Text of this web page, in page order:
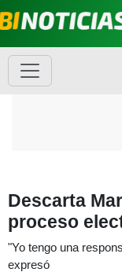
Descarta
proceso
"Yo tengo una
expresó